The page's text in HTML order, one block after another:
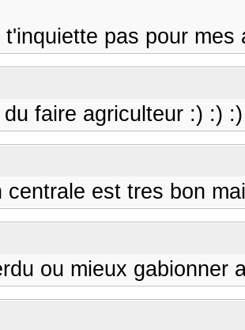
t'inquiette pas pour
faire agriculteur :) :) :)
centrale est tres bon
ou mieux gabionner